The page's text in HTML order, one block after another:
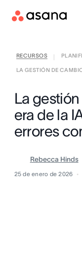
RECURSOS
LA GESTIÓN DE
La
era de la
errores
Rebecca Hinds
25 de enero de 2026